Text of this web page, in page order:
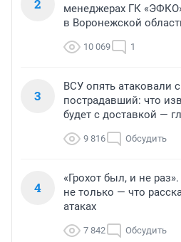
2
менеджерах ГК
в Воронежской
10 069 1
3
ВСУ опять атаковали
пострадавший: что
будет с доставкой —
9 816 Обсудить
4
«Грохот был, и не
не только — что
атаках
7 842 Обсудить